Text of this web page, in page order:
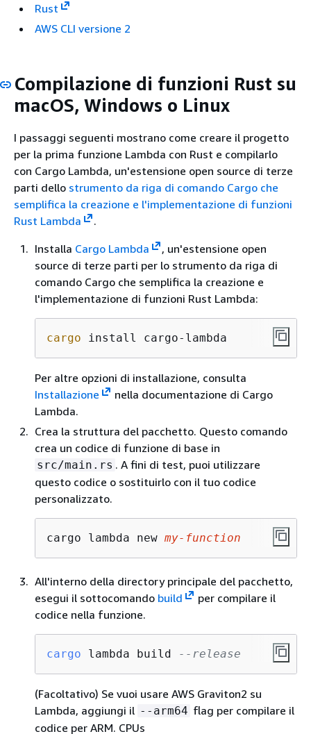
Rust
AWS CLI versione 2
Compilazione di funzioni Rust su
macOS, Windows o Linux
I passaggi seguenti mostrano come creare il progetto
per la prima funzione Lambda con Rust e compilarlo
con Cargo Lambda, un'estensione open source di terze
parti dello strumento da riga di comando Cargo che
semplifica la creazione e l'implementazione di funzioni
Rust Lambda
.
Installa Cargo Lambda
, un'estensione open
source di terze parti per lo strumento da riga di
comando Cargo che semplifica la creazione e
l'implementazione di funzioni Rust Lambda:
cargo install cargo-lambda
Per altre opzioni di installazione, consulta
Installazione
nella documentazione di Cargo
Lambda.
Crea la struttura del pacchetto. Questo comando
crea un codice di funzione di base in
src/main.rs . A fini di test, puoi utilizzare
questo codice o sostituirlo con il tuo codice
personalizzato.
cargo lambda new my-function
All'interno della directory principale del pacchetto,
esegui il sottocomando build
per compilare il
codice nella funzione.
cargo lambda build --release
(Facoltativo) Se vuoi usare AWS Graviton2 su
Lambda, aggiungi il --arm64 flag per compilare il
codice per ARM. CPUs